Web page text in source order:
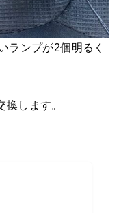
ランプが2個明るく
します。